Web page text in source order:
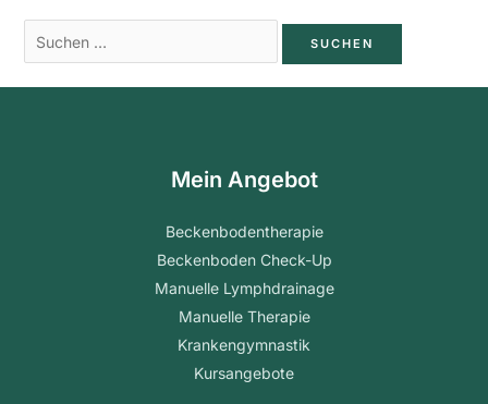
Mein Angebot
Beckenbodentherapie
Beckenboden Check-Up
Manuelle Lymphdrainage
Manuelle Therapie
Krankengymnastik
Kursangebote